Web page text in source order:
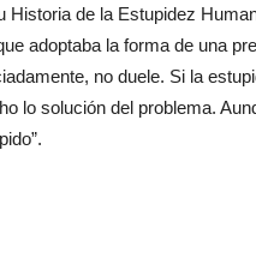
Historia de la Estupidez
adoptaba la forma de una
no duele. Si la
lo solución del problema.